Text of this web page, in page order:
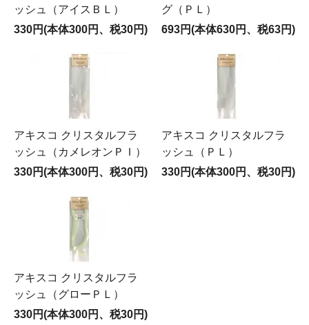
ッシュ（アイスＢＬ）
330円(本体300円、税30円)
グ（ＰＬ）
693円(本体630円、税63円)
アキスコ クリスタルフラ
ッシュ（カメレオンＰＩ）
330円(本体300円、税30円)
アキスコ クリスタルフラ
ッシュ（ＰＬ）
330円(本体300円、税30円)
アキスコ クリスタルフラ
ッシュ（グローＰＬ）
330円(本体300円、税30円)